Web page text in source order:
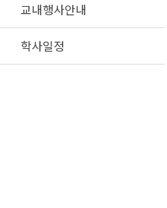
교내행사안내
학사일정